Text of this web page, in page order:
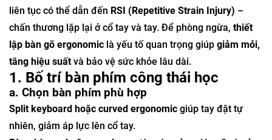
liên tục có thể dẫn đến RSI (Repetitive Strain Injury) –
chấn thương lặp lại ở cổ tay và tay. Để phòng ngừa, thiết
lập bàn gõ ergonomic là yếu tố quan trọng giúp giảm mỏi,
tăng hiệu suấtvà bảo vệ sức khỏe lâu dài.
1. Bố trí bàn phím công thái học
a. Chọn bàn phím phù hợp
Split keyboard hoặc curved ergonomic giúp tay đặt tự
nhiên, giảm áp lực lên cổ tay.